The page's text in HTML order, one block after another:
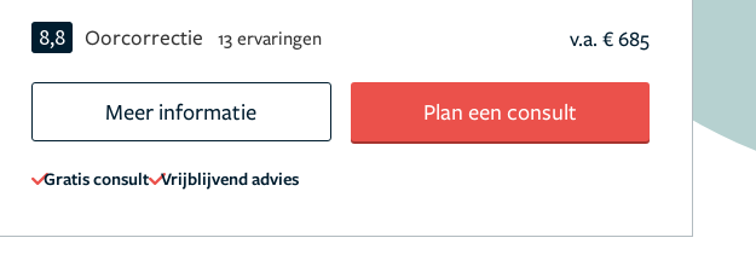
8,8 Oorcorrectie 13 ervaringen v.a. € 685
Meer informatie Plan een consult
Gratis consult Vrijblijvend advies